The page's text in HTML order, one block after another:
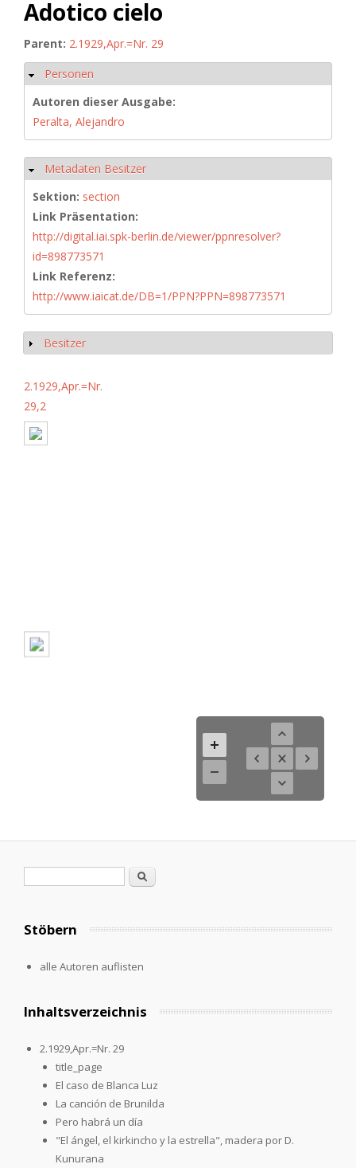
Adotico cielo
Parent: 2.1929,Apr.=Nr. 29
Hide
Personen
Autoren dieser Ausgabe:
Peralta, Alejandro
Hide
Metadaten Besitzer
Sektion: section
Link Präsentation:
http://digital.iai.spk-berlin.de/viewer/ppnresolver?
id=898773571
Link Referenz:
http://www.iaicat.de/DB=1/PPN?PPN=898773571
Show
Besitzer
2.1929,Apr.=Nr.
29,2
Search
Stöbern
alle Autoren auflisten
Inhaltsverzeichnis
2.1929,Apr.=Nr. 29
title_page
El caso de Blanca Luz
La canción de Brunilda
Pero habrá un día
"El ángel, el kirkincho y la estrella", madera por D.
Kunurana